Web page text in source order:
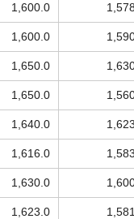
1,600.0
1,600.0
1,650.0
1,650.0
1,640.0
1,616.0
1,630.0
1,623.0